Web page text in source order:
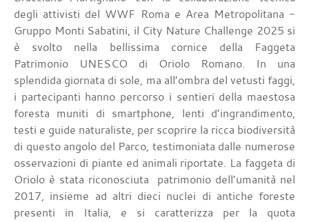
degli attivisti del WWF Roma e Area Metropolitana -
Gruppo Monti Sabatini, il City Nature Challenge 2025 si
è svolto nella bellissima cornice della Faggeta
Patrimonio UNESCO di Oriolo Romano. In una
splendida giornata di sole, ma all’ombra del vetusti faggi,
i partecipanti hanno percorso i sentieri della maestosa
foresta muniti di smartphone, lenti d’ingrandimento,
testi e guide naturaliste, per scoprire la ricca biodiversità
di questo angolo del Parco, testimoniata dalle numerose
osservazioni di piante ed animali riportate. La faggeta di
Oriolo è stata riconosciuta patrimonio dell’umanità nel
2017, insieme ad altri dieci nuclei di antiche foreste
presenti in Italia, e si caratterizza per la quota